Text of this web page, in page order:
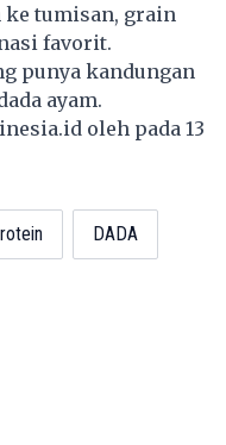
ke tumisan, grain
favorit.
punya kandungan
ayam.
oleh pada 13
DADA